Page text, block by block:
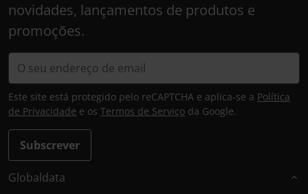
novidades, lançamentos de produtos e
promoções.
Subscrever
Este site está protegido pelo reCAPTCHA e aplica-se a Política
de Privacidade e os Termos de Serviço da Google.
Globaldata